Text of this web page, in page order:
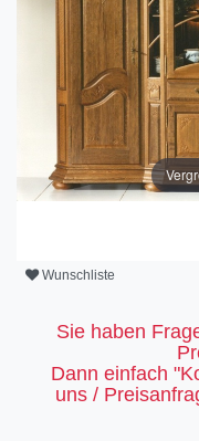
Wunschliste
Sie haben
Dann einfach
uns /